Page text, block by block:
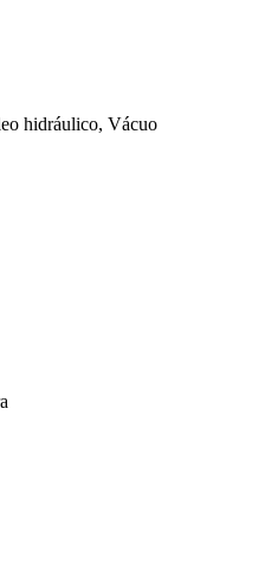
hidráulico, Vácuo